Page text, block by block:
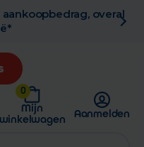
overal
0
Mijn
winkelwagen
Aanmelden